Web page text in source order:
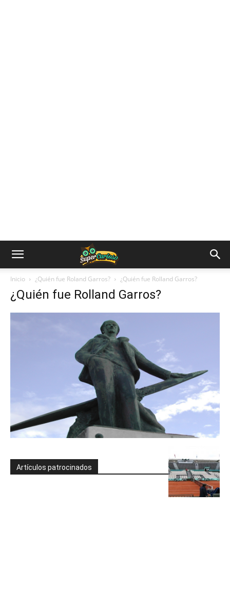
Inicio ¿Quién fue Roland Garros? ¿Quién fue Rolland Garros?
¿Quién fue Rolland Garros?
Artículos patrocinados